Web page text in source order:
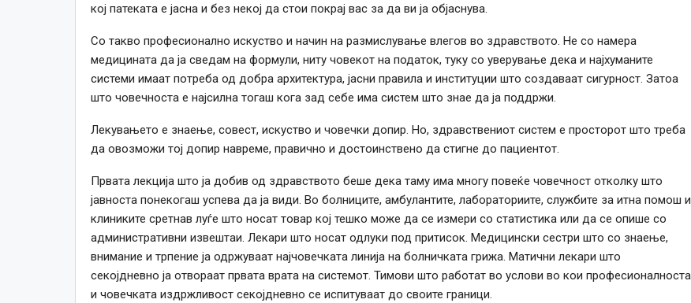
кој патеката е јасна и без некој да стои покрај вас за да ви ја објаснува.
Со такво професионално искуство и начин на размислување влегов во здравството. Не со намера
медицината да ја сведам на формули, ниту човекот на податок, туку со уверување дека и најхуманите
системи имаат потреба од добра архитектура, јасни правила и институции што создаваат сигурност. Затоа
што човечноста е најсилна тогаш кога зад себе има систем што знае да ја поддржи.
Лекувањето е знаење, совест, искуство и човечки допир. Но, здравствениот систем е просторот што треба
да овозможи тој допир навреме, правично и достоинствено да стигне до пациентот.
Првата лекција што ја добив од здравството беше дека таму има многу повеќе човечност отколку што
јавноста понекогаш успева да ја види. Во болниците, амбулантите, лабораториите, службите за итна помош и
клиниките сретнав луѓе што носат товар кој тешко може да се измери со статистика или да се опише со
административни извештаи. Лекари што носат одлуки под притисок. Медицински сестри што со знаење,
внимание и трпение ја одржуваат најчовечката линија на болничката грижа. Матични лекари што
секојдневно ја отвораат првата врата на системот. Тимови што работат во услови во кои професионалноста
и човечката издржливост секојдневно се испитуваат до своите граници.